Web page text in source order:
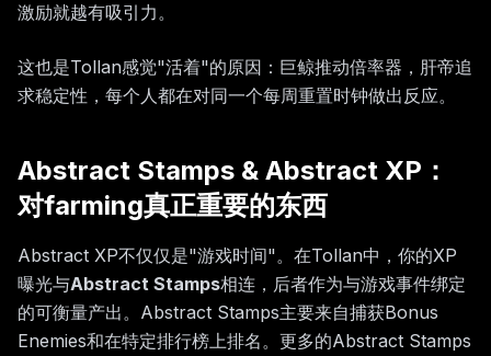
激励就越有吸引力。
这也是Tollan感觉"活着"的原因：巨鲸推动倍率器，肝帝追
求稳定性，每个人都在对同一个每周重置时钟做出反应。
Abstract Stamps & Abstract XP：
对farming真正重要的东西
Abstract XP不仅仅是"游戏时间"。在Tollan中，你的XP
曝光与Abstract Stamps相连，后者作为与游戏事件绑定
的可衡量产出。Abstract Stamps主要来自捕获Bonus
Enemies和在特定排行榜上排名。更多的Abstract Stamps